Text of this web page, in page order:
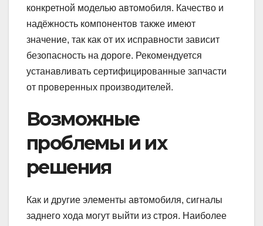
конкретной моделью автомобиля. Качество и
надёжность компонентов также имеют
значение, так как от их исправности зависит
безопасность на дороге. Рекомендуется
устанавливать сертифицированные запчасти
от проверенных производителей.
Возможные
проблемы и их
решения
Как и другие элементы автомобиля, сигналы
заднего хода могут выйти из строя. Наиболее